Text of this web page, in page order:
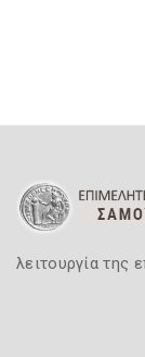
λειτουργία της